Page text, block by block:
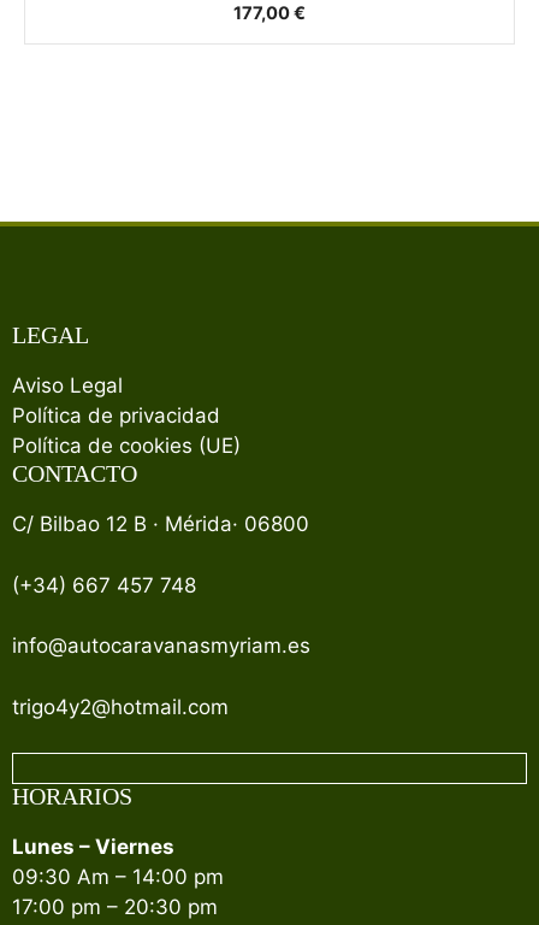
177,00€
LEGAL
Aviso Legal
Política de privacidad
Política de cookies (UE)
CONTACTO
C/ Bilbao 12 B · Mérida· 06800
(+34) 667 457 748
info@autocaravanasmyriam.es
trigo4y2@hotmail.com
HORARIOS
Lunes – Viernes
09:30 Am – 14:00 pm
17:00 pm – 20:30 pm